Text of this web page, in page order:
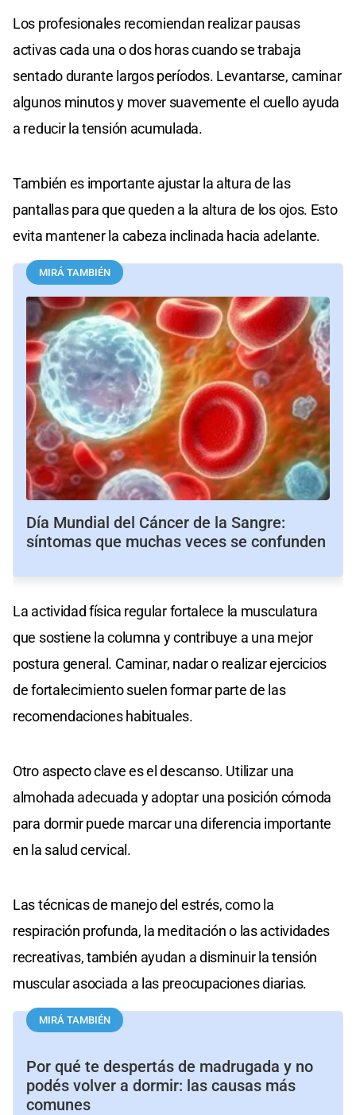
Los profesionales recomiendan realizar pausas
activas cada una o dos horas cuando se trabaja
sentado durante largos períodos. Levantarse, caminar
algunos minutos y mover suavemente el cuello ayuda
a reducir la tensión acumulada.
También es importante ajustar la altura de las
pantallas para que queden a la altura de los ojos. Esto
evita mantener la cabeza inclinada hacia adelante.
MIRÁ TAMBIÉN
Día Mundial del Cáncer de la Sangre:
síntomas que muchas veces se confunden
La actividad física regular fortalece la musculatura
que sostiene la columna y contribuye a una mejor
postura general. Caminar, nadar o realizar ejercicios
de fortalecimiento suelen formar parte de las
recomendaciones habituales.
Otro aspecto clave es el descanso. Utilizar una
almohada adecuada y adoptar una posición cómoda
para dormir puede marcar una diferencia importante
en la salud cervical.
Las técnicas de manejo del estrés, como la
respiración profunda, la meditación o las actividades
recreativas, también ayudan a disminuir la tensión
muscular asociada a las preocupaciones diarias.
MIRÁ TAMBIÉN
Por qué te despertás de madrugada y no
podés volver a dormir: las causas más
comunes